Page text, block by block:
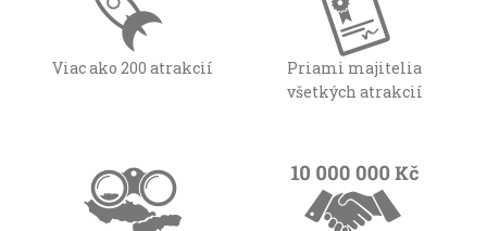
Viac ako 200 atrakcií
Priami majitelia
všetkých atrakcií